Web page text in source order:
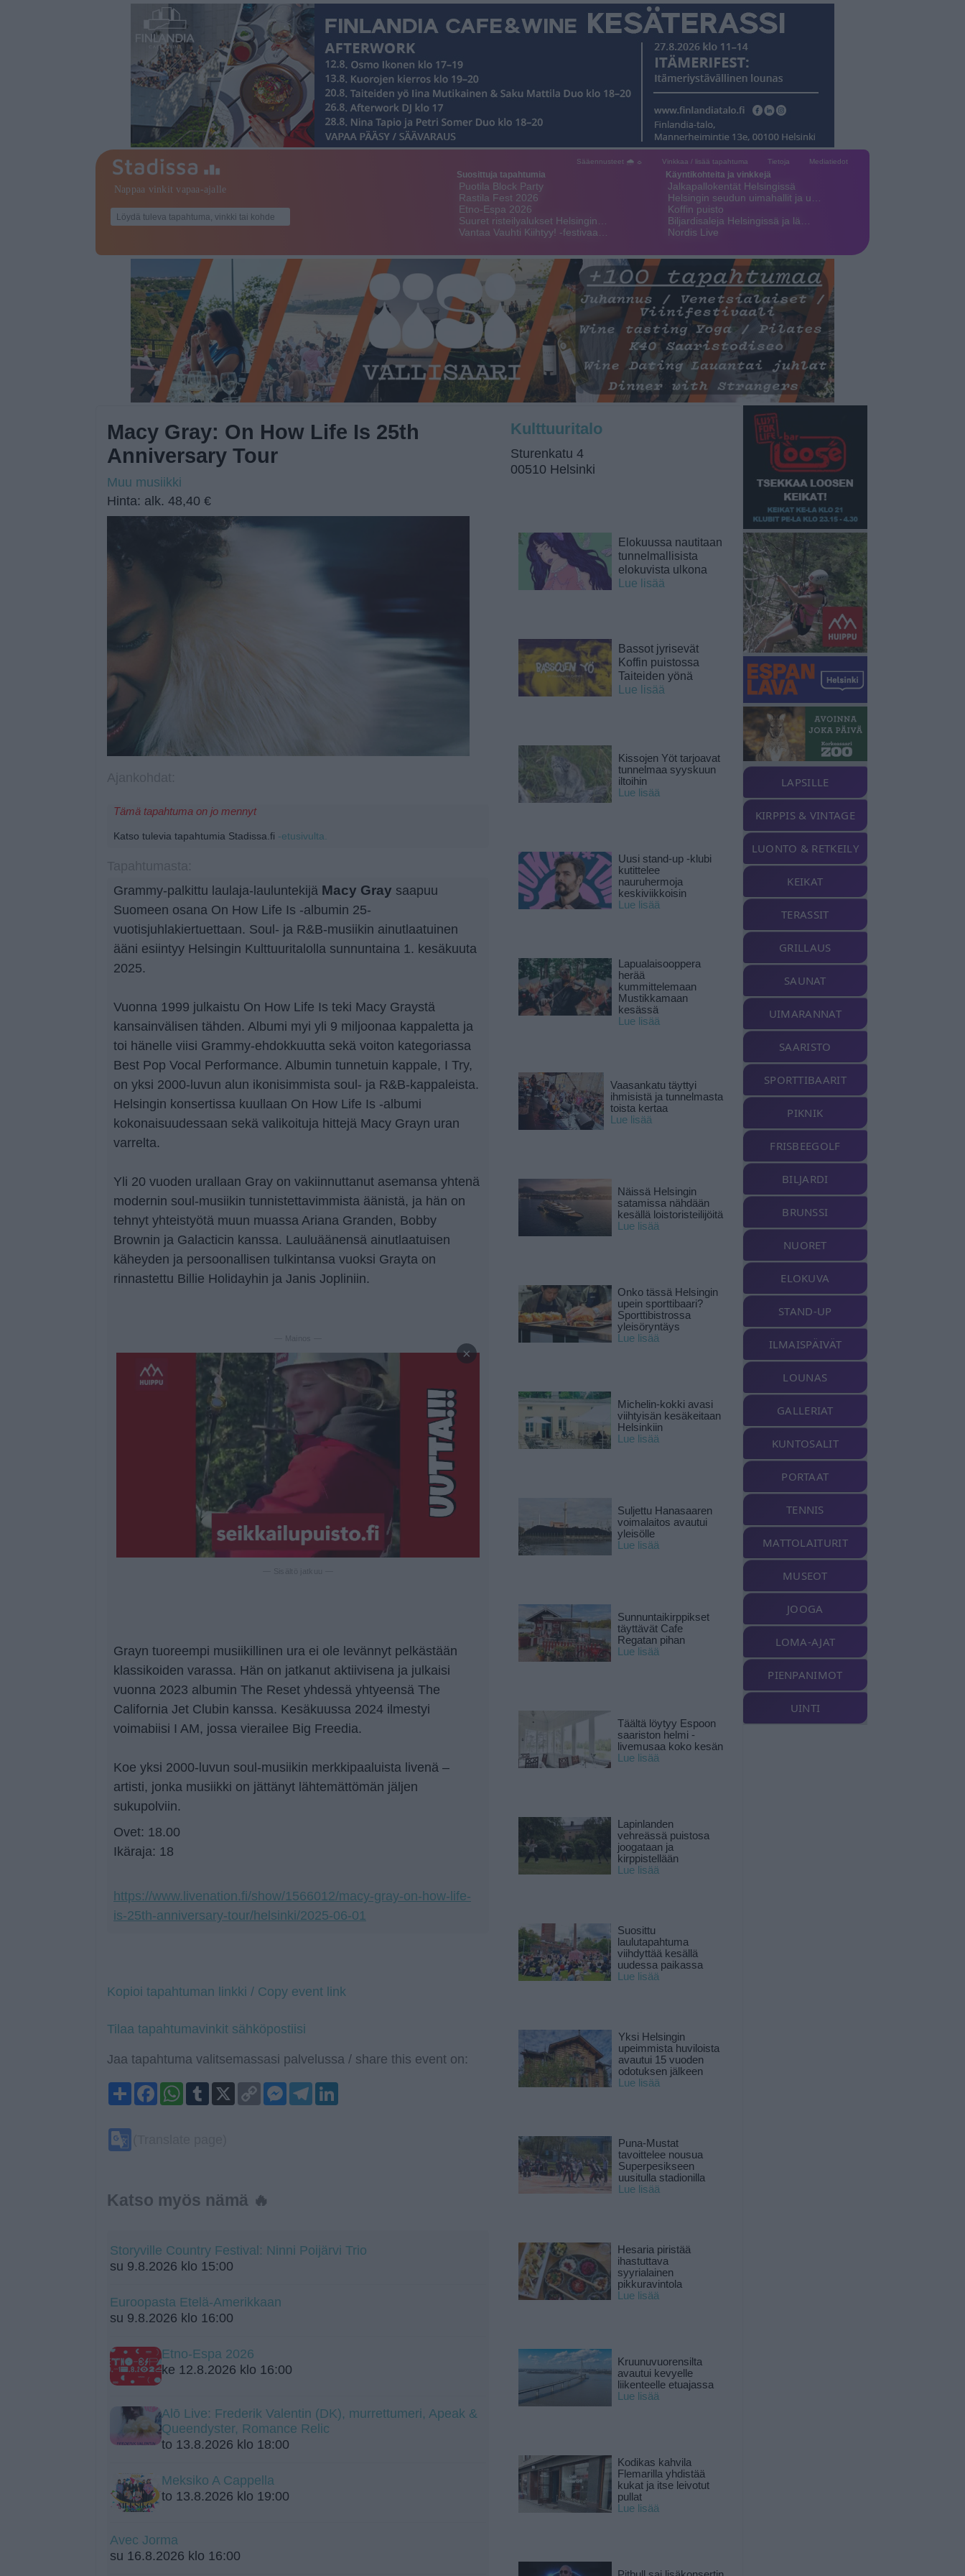
Sääennusteet 🌧 ☼ Vinkkaa / lisää tapahtuma Tietoja Mediatiedot
Suosittuja tapahtumia
Puotila Block Party
Rastila Fest 2026
Etno-Espa 2026
Suuret risteilyalukset Helsingin…
Vantaa Vauhti Kiihtyy! -festivaa…
Käyntikohteita ja vinkkejä
Jalkapallokentät Helsingissä
Helsingin seudun uimahallit ja u…
Koffin puisto
Biljardisaleja Helsingissä ja lä…
Nordis Live
Macy Gray: On How Life Is 25th
Anniversary Tour
Muu musiikki
Hinta: alk. 48,40 €
Tämä tapahtuma on jo mennyt
Katso tulevia tapahtumia Stadissa.fi -etusivulta.
Grammy-palkittu laulaja-lauluntekijä Macy Gray saapuu
Suomeen osana On How Life Is -albumin 25-
vuotisjuhlakiertuettaan. Soul- ja R&B-musiikin ainutlaatuinen
ääni esiintyy Helsingin Kulttuuritalolla sunnuntaina 1. kesäkuuta
2025.
Vuonna 1999 julkaistu On How Life Is teki Macy Graystä
kansainvälisen tähden. Albumi myi yli 9 miljoonaa kappaletta ja
toi hänelle viisi Grammy-ehdokkuutta sekä voiton kategoriassa
Best Pop Vocal Performance. Albumin tunnetuin kappale, I Try,
on yksi 2000-luvun alun ikonisimmista soul- ja R&B-kappaleista.
Helsingin konsertissa kuullaan On How Life Is -albumi
kokonaisuudessaan sekä valikoituja hittejä Macy Grayn uran
varrelta.
Yli 20 vuoden urallaan Gray on vakiinnuttanut asemansa yhtenä
modernin soul-musiikin tunnistettavimmista äänistä, ja hän on
tehnyt yhteistyötä muun muassa Ariana Granden, Bobby
Brownin ja Galacticin kanssa. Lauluäänensä ainutlaatuisen
käheyden ja persoonallisen tulkintansa vuoksi Grayta on
rinnastettu Billie Holidayhin ja Janis Jopliniin.
×
Grayn tuoreempi musiikillinen ura ei ole levännyt pelkästään
klassikoiden varassa. Hän on jatkanut aktiivisena ja julkaisi
vuonna 2023 albumin The Reset yhdessä yhtyeensä The
California Jet Clubin kanssa. Kesäkuussa 2024 ilmestyi
voimabiisi I AM, jossa vierailee Big Freedia.
Koe yksi 2000-luvun soul-musiikin merkkipaaluista livenä –
artisti, jonka musiikki on jättänyt lähtemättömän jäljen
sukupolviin.
Ovet: 18.00
Ikäraja: 18
https://www.livenation.fi/show/1566012/macy-gray-on-how-life-
is-25th-anniversary-tour/helsinki/2025-06-01
Kopioi tapahtuman linkki / Copy event link
Tilaa tapahtumavinkit sähköpostiisi
Jaa tapahtuma valitsemassasi palvelussa / share this event on:
ShareFacebook
WhatsApp
Tumblr
Copy
Link
Messenger
Telegram
Katso myös nämä 🔥
Storyville Country Festival: Ninni Poijärvi Trio
su 9.8.2026 klo 15:00
Euroopasta Etelä-Amerikkaan
su 9.8.2026 klo 16:00
Etno-Espa 2026
ke 12.8.2026 klo 16:00
Alō Live: Frederik Valentin (DK), murrettumeri, Apeak &
Queendyster, Romance Relic
to 13.8.2026 klo 18:00
Meksiko A Cappella
to 13.8.2026 klo 19:00
Avec Jorma
su 16.8.2026 klo 16:00
Kulttuuritalo
Sturenkatu 4
00510 Helsinki
Elokuussa nautitaan
tunnelmallisista
elokuvista ulkona
Lue lisää
Bassot jyrisevät
Koffin puistossa
Taiteiden yönä
Lue lisää
Kissojen Yöt tarjoavat
tunnelmaa syyskuun
iltoihin
Lue lisää
Uusi stand-up -klubi
kutittelee
nauruhermoja
keskiviikkoisin
Lue lisää
Lapualaisooppera
herää
kummittelemaan
Mustikkamaan
kesässä
Lue lisää
Vaasankatu täyttyi
ihmisistä ja tunnelmasta
toista kertaa
Lue lisää
Näissä Helsingin
satamissa nähdään
kesällä loistoristeilijöitä
Lue lisää
Onko tässä Helsingin
upein sporttibaari?
Sporttibistrossa
yleisöryntäys
Lue lisää
Michelin-kokki avasi
viihtyisän kesäkeitaan
Helsinkiin
Lue lisää
Suljettu Hanasaaren
voimalaitos avautui
yleisölle
Lue lisää
Sunnuntaikirppikset
täyttävät Cafe
Regatan pihan
Lue lisää
Täältä löytyy Espoon
saariston helmi -
livemusaa koko kesän
Lue lisää
Lapinlanden
vehreässä puistosa
joogataan ja
kirppistellään
Lue lisää
Suosittu
laulutapahtuma
viihdyttää kesällä
uudessa paikassa
Lue lisää
Yksi Helsingin
upeimmista huviloista
avautui 15 vuoden
odotuksen jälkeen
Lue lisää
Puna-Mustat
tavoittelee nousua
Superpesikseen
uusitulla stadionilla
Lue lisää
Hesaria piristää
ihastuttava
syyrialainen
pikkuravintola
Lue lisää
Kruunuvuorensilta
avautui kevyelle
liikenteelle etuajassa
Lue lisää
Kodikas kahvila
Flemarilla yhdistää
kukat ja itse leivotut
pullat
Lue lisää
LAPSILLE
KIRPPIS & VINTAGE
LUONTO & RETKEILY
KEIKAT
TERASSIT
GRILLAUS
SAUNAT
UIMARANNAT
SAARISTO
SPORTTIBAARIT
PIKNIK
FRISBEEGOLF
BILJARDI
BRUNSSI
NUORET
ELOKUVA
STAND-UP
ILMAISPÄIVÄT
LOUNAS
GALLERIAT
KUNTOSALIT
PORTAAT
TENNIS
MATTOLAITURIT
MUSEOT
JOOGA
LOMA-AJAT
PIENPANIMOT
UINTI